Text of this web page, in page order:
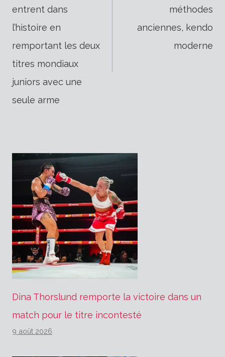
de
l’article
entrent dans
l’histoire en
remportant les deux
titres mondiaux
juniors avec une
seule arme
méthodes
anciennes, kendo
moderne
Dina Thorslund remporte la victoire dans un
match pour le titre incontesté
9 août 2026